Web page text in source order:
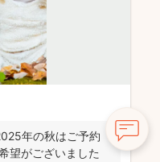
年の秋はご予約
望がございました